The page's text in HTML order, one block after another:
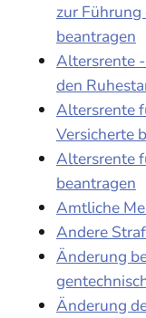
zur
beantragen
Altersrente
den
Altersrente
Versicherte
Altersrente
beantragen
Amtliche
Andere
Änderung
Änderung